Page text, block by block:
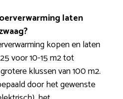
laten
kopen en laten
voor 10-15 m2 tot
klussen van 100 m2.
door het gewenste